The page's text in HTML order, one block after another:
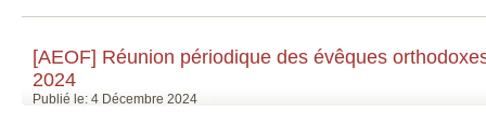
[AEOF] Réunion périodique des évêques
2024
Publié le: 4 Décembre 2024